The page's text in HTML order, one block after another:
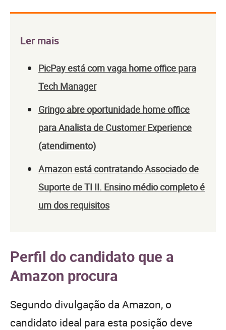
Ler mais
PicPay está com vaga home office para
Tech Manager
Gringo abre oportunidade home office
para Analista de Customer Experience
(atendimento)
Amazon está contratando Associado de
Suporte de TI II. Ensino médio completo é
um dos requisitos
Perfil do candidato que a
Amazon procura
Segundo divulgação da Amazon, o
candidato ideal para esta posição deve